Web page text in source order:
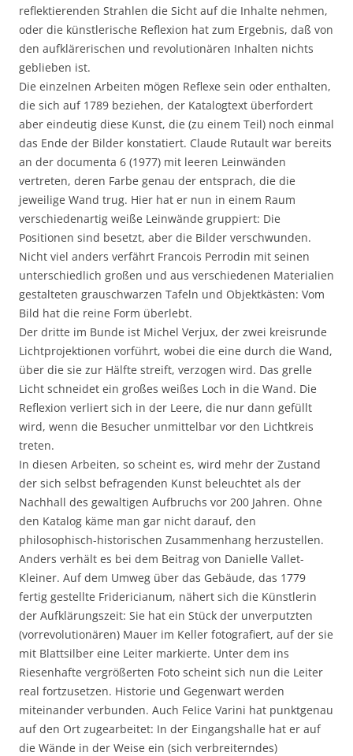
reflektierenden Strahlen die Sicht auf die Inhalte nehmen,
oder die künstlerische Reflexion hat zum Ergebnis, daß von
den aufklärerischen und revolutionären Inhalten nichts
geblieben ist.
Die einzelnen Arbeiten mögen Reflexe sein oder enthalten,
die sich auf 1789 beziehen, der Katalogtext überfordert
aber eindeutig diese Kunst, die (zu einem Teil) noch einmal
das Ende der Bilder konstatiert. Claude Rutault war bereits
an der documenta 6 (1977) mit leeren Leinwänden
vertreten, deren Farbe genau der entsprach, die die
jeweilige Wand trug. Hier hat er nun in einem Raum
verschiedenartig weiße Leinwände gruppiert: Die
Positionen sind besetzt, aber die Bilder verschwunden.
Nicht viel anders verfährt Francois Perrodin mit seinen
unterschiedlich großen und aus verschiedenen Materialien
gestalteten grauschwarzen Tafeln und Objektkästen: Vom
Bild hat die reine Form überlebt.
Der dritte im Bunde ist Michel Verjux, der zwei kreisrunde
Lichtprojektionen vorführt, wobei die eine durch die Wand,
über die sie zur Hälfte streift, verzogen wird. Das grelle
Licht schneidet ein großes weißes Loch in die Wand. Die
Reflexion verliert sich in der Leere, die nur dann gefüllt
wird, wenn die Besucher unmittelbar vor den Lichtkreis
treten.
In diesen Arbeiten, so scheint es, wird mehr der Zustand
der sich selbst befragenden Kunst beleuchtet als der
Nachhall des gewaltigen Aufbruchs vor 200 Jahren. Ohne
den Katalog käme man gar nicht darauf, den
philosophisch-historischen Zusammenhang herzustellen.
Anders verhält es bei dem Beitrag von Danielle Vallet-
Kleiner. Auf dem Umweg über das Gebäude, das 1779
fertig gestellte Fridericianum, nähert sich die Künstlerin
der Aufklärungszeit: Sie hat ein Stück der unverputzten
(vorrevolutionären) Mauer im Keller fotografiert, auf der sie
mit Blattsilber eine Leiter markierte. Unter dem ins
Riesenhafte vergrößerten Foto scheint sich nun die Leiter
real fortzusetzen. Historie und Gegenwart werden
miteinander verbunden. Auch FeIice Varini hat punktgenau
auf den Ort zugearbeitet: In der Eingangshalle hat er auf
die Wände in der Weise ein (sich verbreiterndes)